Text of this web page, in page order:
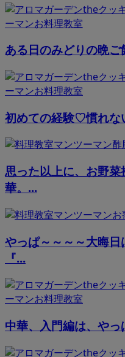
ある日のみどりの晩ご
初めての経験♡慣れな
思った以上に、お野
華。...
やっぱ～～～～大晦日
『...
中華、入門編は、や